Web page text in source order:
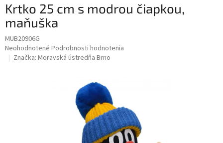
Krtko 25 cm s modrou čiapkou,
maňuška
MUB20906G
Priemerné
hodnotenie
Neohodnotené Podrobnosti hodnotenia
Značka: Moravská ústredňa Brno